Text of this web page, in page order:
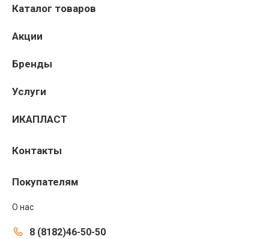
Каталог товаров
Акции
Бренды
Услуги
ИКАПЛАСТ
Контакты
Покупателям
О нас
8 (8182)46-50-50